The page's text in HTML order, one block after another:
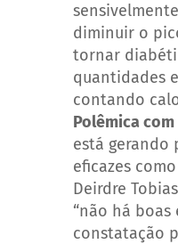
diminuir o
tornar
quantidades
contando
Polêmica
está gerando
eficazes
Deirdre
“não há
constatação